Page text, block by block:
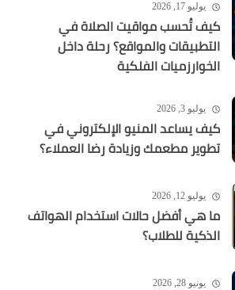
يوليو 17, 2026
كيف تُحسب مواقيت الصلاة في
التطبيقات والمواقع؟ رحلة داخل
الخوارزميات الفلكية
يوليو 3, 2026
كيف يساعد المنيو الإلكتروني في
تطوير مطعمك وزيادة رضا العملاء؟
يوليو 12, 2026
ما هي أفضل حالات استخدام الهواتف
الذكية للطلاب؟
يونيو 28, 2026